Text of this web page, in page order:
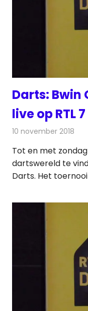
Darts: Bwin
live op RTL 7
10 november 2018
Tot en met
dartswereld te
Darts. Het